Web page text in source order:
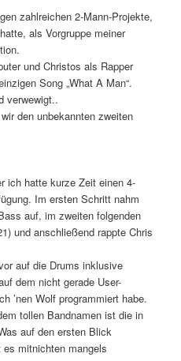
zahlreichen 2-Mann-Projekte,
als Vorgruppe meiner
und Christos als Rapper
Song „What A Man“.
verwewigt..
den unbekannten zweiten
ich hatte kurze Zeit einen 4-
Im ersten Schritt nahm
auf, im zweiten folgenden
und anschließend rappte Chris
auf die Drums inklusive
dem nicht gerade User-
’nen Wolf programmiert habe.
tollen Bandnamen ist die in
auf den ersten Blick
mitnichten mangels